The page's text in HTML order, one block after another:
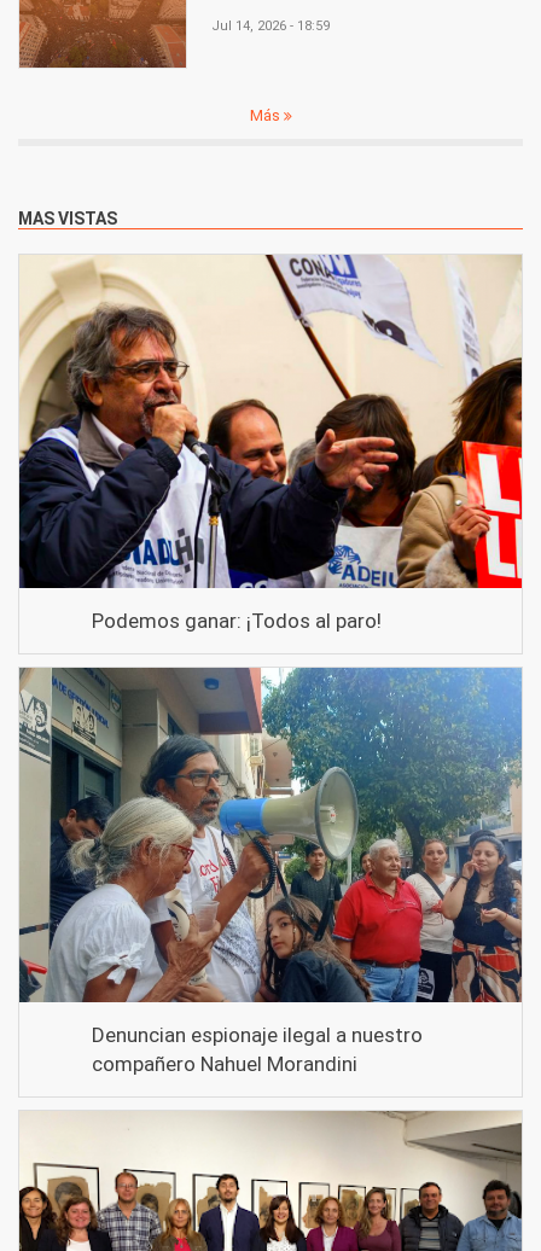
Jul 14, 2026 - 18:59
Más
MAS VISTAS
Podemos ganar: ¡Todos al paro!
Denuncian espionaje ilegal a nuestro
compañero Nahuel Morandini